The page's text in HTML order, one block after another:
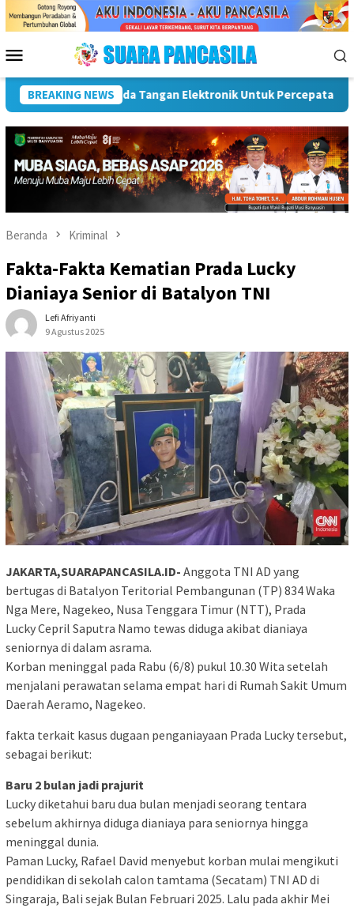
Menu
Mobile
BREAKING NEWS
UMKM Naik Kelas, Ratu Dewa Tekankan Pentingnya AI Di Era
Beranda Kriminal
Fakta-Fakta Kematian Prada Lucky
Dianiaya Senior di Batalyon TNI
Lefi Afriyanti
9 Agustus 2025
JAKARTA,SUARAPANCASILA.ID- Anggota TNI AD yang
bertugas di Batalyon Teritorial Pembangunan (TP) 834 Waka
Nga Mere, Nagekeo, Nusa Tenggara Timur (NTT), Prada
Lucky Cepril Saputra Namo tewas diduga akibat dianiaya
seniornya di dalam asrama.
Korban meninggal pada Rabu (6/8) pukul 10.30 Wita setelah
menjalani perawatan selama empat hari di Rumah Sakit Umum
Daerah Aeramo, Nagekeo.
fakta terkait kasus dugaan penganiayaan Prada Lucky tersebut,
sebagai berikut:
Baru 2 bulan jadi prajurit
Lucky diketahui baru dua bulan menjadi seorang tentara
sebelum akhirnya diduga dianiaya para seniornya hingga
meninggal dunia.
Paman Lucky, Rafael David menyebut korban mulai mengikuti
pendidikan di sekolah calon tamtama (Secatam) TNI AD di
Singaraja, Bali sejak Bulan Februari 2025. Lalu pada akhir Mei